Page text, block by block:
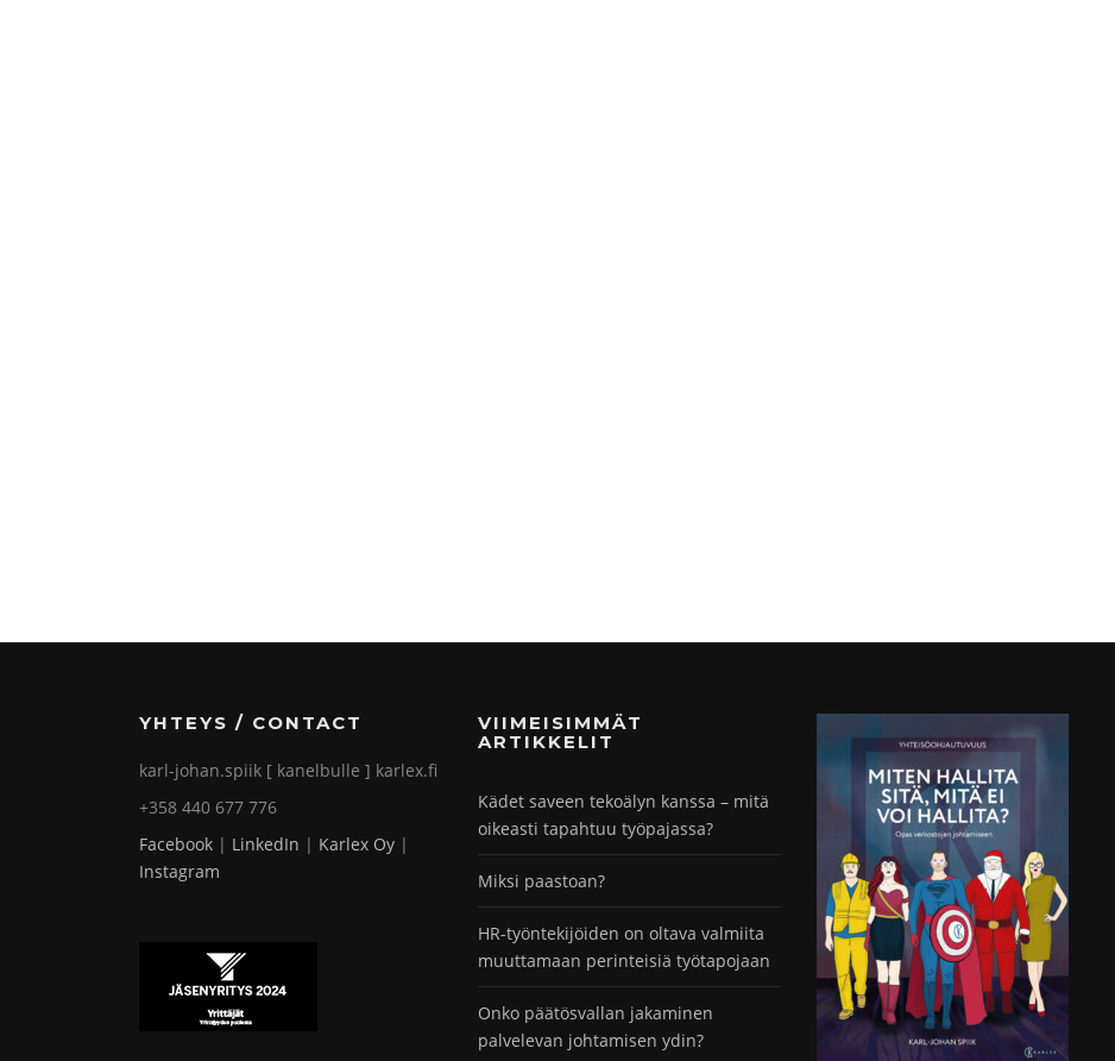
YHTEYS / CONTACT
karl-johan.spiik [ kanelbulle ] karlex.fi
+358 440 677 776
Facebook | LinkedIn | Karlex Oy |
Instagram
VIIMEISIMMÄT
ARTIKKELIT
Kädet saveen tekoälyn kanssa – mitä
oikeasti tapahtuu työpajassa?
Miksi paastoan?
HR-työntekijöiden on oltava valmiita
muuttamaan perinteisiä työtapojaan
Onko päätösvallan jakaminen
palvelevan johtamisen ydin?